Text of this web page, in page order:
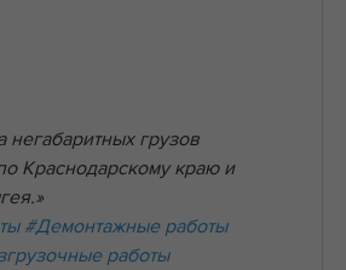
негабаритных грузов
Краснодарскому краю и
#Демонтажные работы
работы